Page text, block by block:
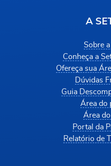
A
Sobre
Conheça a
Ofereça sua
Dúvidas
Guia
Área do
Área
Portal da
Relatório de